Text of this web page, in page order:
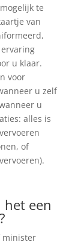
te
van
u klaar.
voor
u zelf
u
alles is
of
het een
minister